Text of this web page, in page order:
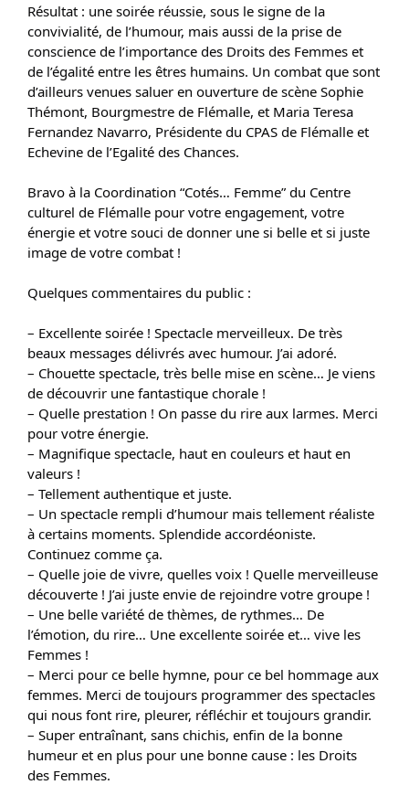
Résultat : une soirée réussie, sous le signe de la
convivialité, de l’humour, mais aussi de la prise de
conscience de l’importance des Droits des Femmes et
de l’égalité entre les êtres humains. Un combat que sont
d’ailleurs venues saluer en ouverture de scène Sophie
Thémont, Bourgmestre de Flémalle, et Maria Teresa
Fernandez Navarro, Présidente du CPAS de Flémalle et
Echevine de l’Egalité des Chances.
Bravo à la Coordination “Cotés… Femme” du Centre
culturel de Flémalle pour votre engagement, votre
énergie et votre souci de donner une si belle et si juste
image de votre combat !
Quelques commentaires du public :
– Excellente soirée ! Spectacle merveilleux. De très
beaux messages délivrés avec humour. J’ai adoré.
– Chouette spectacle, très belle mise en scène… Je viens
de découvrir une fantastique chorale !
– Quelle prestation ! On passe du rire aux larmes. Merci
pour votre énergie.
– Magnifique spectacle, haut en couleurs et haut en
valeurs !
– Tellement authentique et juste.
– Un spectacle rempli d’humour mais tellement réaliste
à certains moments. Splendide accordéoniste.
Continuez comme ça.
– Quelle joie de vivre, quelles voix ! Quelle merveilleuse
découverte ! J’ai juste envie de rejoindre votre groupe !
– Une belle variété de thèmes, de rythmes… De
l’émotion, du rire… Une excellente soirée et… vive les
Femmes !
– Merci pour ce belle hymne, pour ce bel hommage aux
femmes. Merci de toujours programmer des spectacles
qui nous font rire, pleurer, réfléchir et toujours grandir.
– Super entraînant, sans chichis, enfin de la bonne
humeur et en plus pour une bonne cause : les Droits
des Femmes.